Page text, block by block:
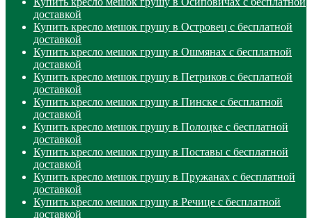
доставкой
Купить кресло мешок грушу в Островец с бесплатной
доставкой
Купить кресло мешок грушу в Ошмянах с бесплатной
доставкой
Купить кресло мешок грушу в Петриков с бесплатной
доставкой
Купить кресло мешок грушу в Пинске с бесплатной
доставкой
Купить кресло мешок грушу в Полоцке с бесплатной
доставкой
Купить кресло мешок грушу в Поставы с бесплатной
доставкой
Купить кресло мешок грушу в Пружанах с бесплатной
доставкой
Купить кресло мешок грушу в Речице с бесплатной
доставкой